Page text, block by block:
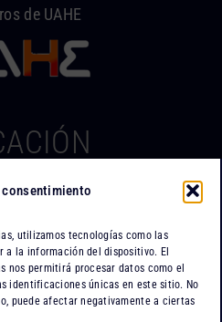
utilizamos tecnologías como las
a la información del dispositivo. El
nos permitirá procesar datos como el
identificaciones únicas en este sitio. No
puede afectar negativamente a ciertas
de UAHE
Iserte
Can Tapiola
i Reixac